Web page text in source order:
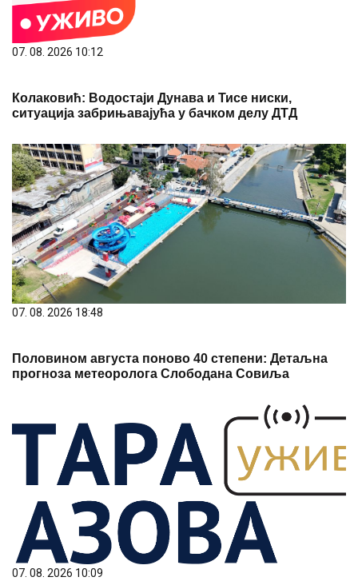
07. 08. 2026 10:12
Колаковић: Водостаји Дунава и Тисе ниски,
ситуација забрињавајућа у бачком делу ДТД
07. 08. 2026 18:48
Половином августа поново 40 степени: Детаљна
прогноза метеоролога Слободана Совиља
07. 08. 2026 10:09